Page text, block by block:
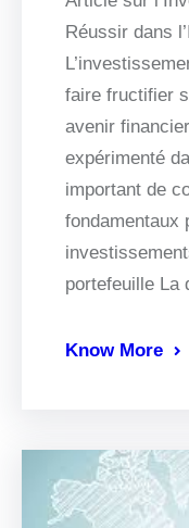
Réussir dans
faire fructifier
avenir
expérimenté
important de
fondamentaux
portefeuille
Know More